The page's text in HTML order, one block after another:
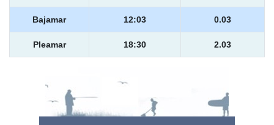
Bajamar 12:03 0.03
Pleamar 18:30 2.03